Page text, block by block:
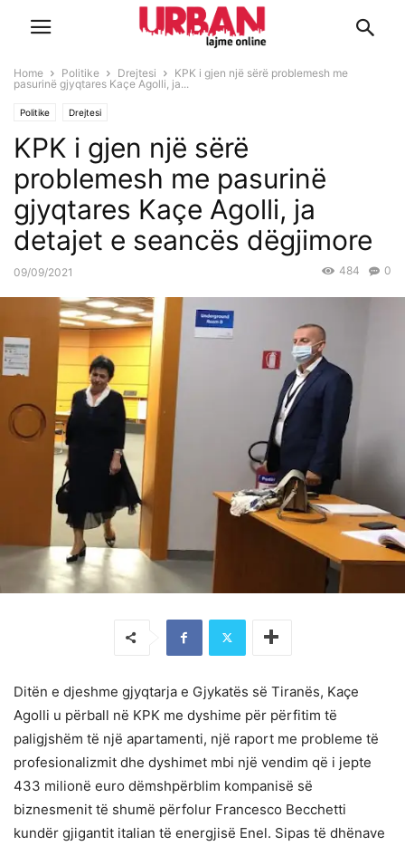
Home Politike Drejtesi
KPK i gjen një sërë problemesh me
pasurinë gjyqtares Kaçe Agolli, ja...
Politike Drejtesi
KPK i gjen një sërë
problemesh me pasurinë
gjyqtares Kaçe Agolli, ja
detajet e seancës dëgjimore
09/09/2021 0
484
Ditën e djeshme gjyqtarja e Gjykatës së Tiranës, Kaçe
Agolli u përball në KPK me dyshime për përfitim të
paligjshëm të një apartamenti, një raport me probleme të
profesionalizmit dhe dyshimet mbi një vendim që i jepte
433 milionë euro dëmshpërblim kompanisë së
biznesmenit të shumë përfolur Francesco Becchetti
kundër gjigantit italian të energjisë Enel. Sipas të dhënave